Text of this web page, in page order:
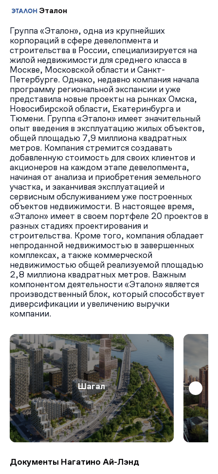
Эталон
Группа «Эталон», одна из крупнейших
корпораций в сфере девелопмента и
строительства в России, специализируется на
жилой недвижимости для среднего класса в
Москве, Московской области и Санкт-
Петербурге. Однако, недавно компания начала
программу региональной экспансии и уже
представила новые проекты на рынках Омска,
Новосибирской области, Екатеринбурга и
Тюмени. Группа «Эталон» имеет значительный
опыт введения в эксплуатацию жилых объектов,
общей площадью 7,9 миллиона квадратных
метров. Компания стремится создавать
добавленную стоимость для своих клиентов и
акционеров на каждом этапе девелопмента,
начиная от анализа и приобретения земельного
участка, и заканчивая эксплуатацией и
сервисным обслуживанием уже построенных
объектов недвижимости. В настоящее время,
«Эталон» имеет в своем портфеле 20 проектов в
разных стадиях проектирования и
строительства. Кроме того, компания обладает
непроданной недвижимостью в завершенных
комплексах, а также коммерческой
недвижимостью общей реализуемой площадью
2,8 миллиона квадратных метров. Важным
компонентом деятельности «Эталон» является
производственный блок, который способствует
диверсификации и увеличению выручки
компании.
Шагал
Документы Нагатино Ай-Лэнд